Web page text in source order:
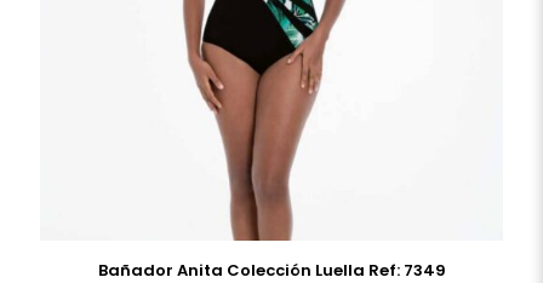
Bañador Anita Colección Luella Ref: 7349